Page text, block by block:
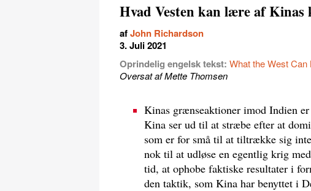
Hvad Vesten kan lære af
afJohn Richardson
3. Juli 2021
Oprindelig engelsk tekst: What the West Can
Oversat af Mette Thomsen
Kinas grænseaktioner imod Indien
Kina ser ud til at stræbe efter at
som er for små til at tiltrække sig
nok til at udløse en egentlig krig
tid, at ophobe faktiske resultater i
den taktik, som Kina har benyttet i